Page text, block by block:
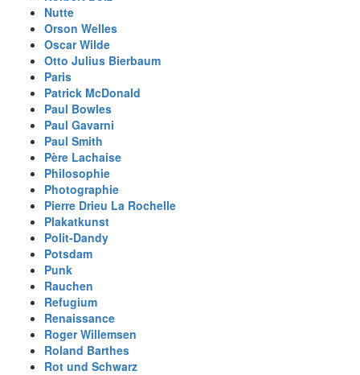
Nutte
Orson Welles
Oscar Wilde
Otto Julius Bierbaum
Paris
Patrick McDonald
Paul Bowles
Paul Gavarni
Paul Smith
Père Lachaise
Philosophie
Photographie
Pierre Drieu La Rochelle
Plakatkunst
Polit-Dandy
Potsdam
Punk
Rauchen
Refugium
Renaissance
Roger Willemsen
Roland Barthes
Rot und Schwarz